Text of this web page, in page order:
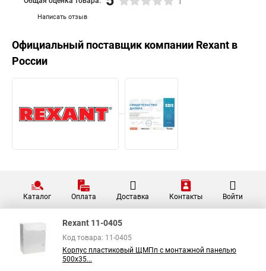
Написать отзыв
Официальный поставщик компании Rexant в
России
Каталог Оплата Доставка Контакты Войти
Rexant 11-0405
Код товара: 11-0405
Корпус пластиковый ЩМПп с монтажной панелью
500х35...